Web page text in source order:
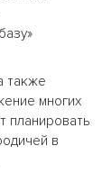
также
многих
планировать
в